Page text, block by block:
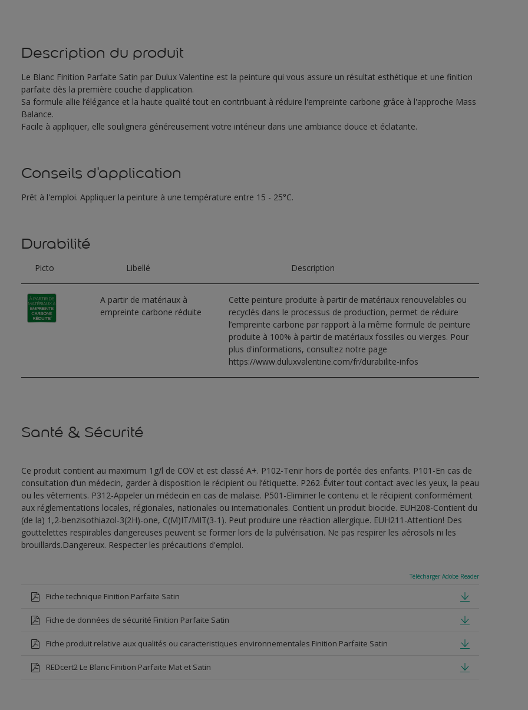
Description du produit
Le Blanc Finition Parfaite Satin par Dulux Valentine est la peinture qui vous assure un résultat esthétique et une finition
parfaite dès la première couche d'application.
Sa formule allie l’élégance et la haute qualité tout en contribuant à réduire l'empreinte carbone grâce à l'approche Mass
Balance.
Facile à appliquer, elle soulignera généreusement votre intérieur dans une ambiance douce et éclatante.
Conseils d'application
Prêt à l'emploi. Appliquer la peinture à une température entre 15 - 25°C.
Durabilité
Picto Libellé Description
A partir de matériaux à
empreinte carbone réduite
Cette peinture produite à partir de matériaux renouvelables ou
recyclés dans le processus de production, permet de réduire
l’empreinte carbone par rapport à la même formule de peinture
produite à 100% à partir de matériaux fossiles ou vierges. Pour
plus d'informations, consultez notre page
https://www.duluxvalentine.com/fr/durabilite-infos
Santé & Sécurité
Ce produit contient au maximum 1g/l de COV et est classé A+. P102-Tenir hors de portée des enfants. P101-En cas de
consultation d’un médecin, garder à disposition le récipient ou l’étiquette. P262-Éviter tout contact avec les yeux, la peau
ou les vêtements. P312-Appeler un médecin en cas de malaise. P501-Eliminer le contenu et le récipient conformément
aux réglementations locales, régionales, nationales ou internationales. Contient un produit biocide. EUH208-Contient du
(de la) 1,2-benzisothiazol-3(2H)-one, C(M)IT/MIT(3-1). Peut produire une réaction allergique. EUH211-Attention! Des
gouttelettes respirables dangereuses peuvent se former lors de la pulvérisation. Ne pas respirer les aérosols ni les
brouillards.Dangereux. Respecter les précautions d'emploi.
Télécharger Adobe Reader
Fiche technique Finition Parfaite Satin
Fiche de données de sécurité Finition Parfaite Satin
Fiche produit relative aux qualités ou caracteristiques environnementales Finition Parfaite Satin
REDcert2 Le Blanc Finition Parfaite Mat et Satin